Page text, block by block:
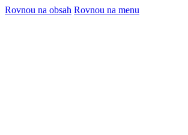
Rovnou na obsah Rovnou na menu